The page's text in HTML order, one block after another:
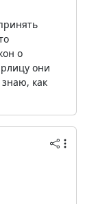
о
они
как